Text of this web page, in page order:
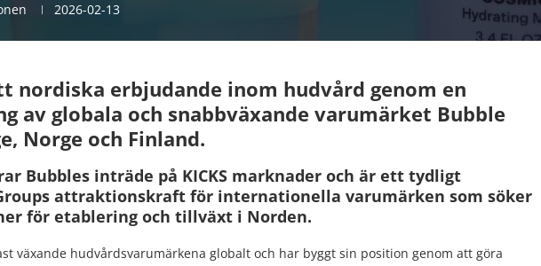
2026-02-13
nordiska erbjudande inom hudvård genom en
av globala och snabbväxande varumärket Bubble
Norge och Finland.
Bubbles inträde på KICKS marknader och är ett tydligt
attraktionskraft för internationella varumärken som söker
för etablering och tillväxt i Norden.
växande hudvårdsvarumärkena globalt och har byggt sin position genom att göra